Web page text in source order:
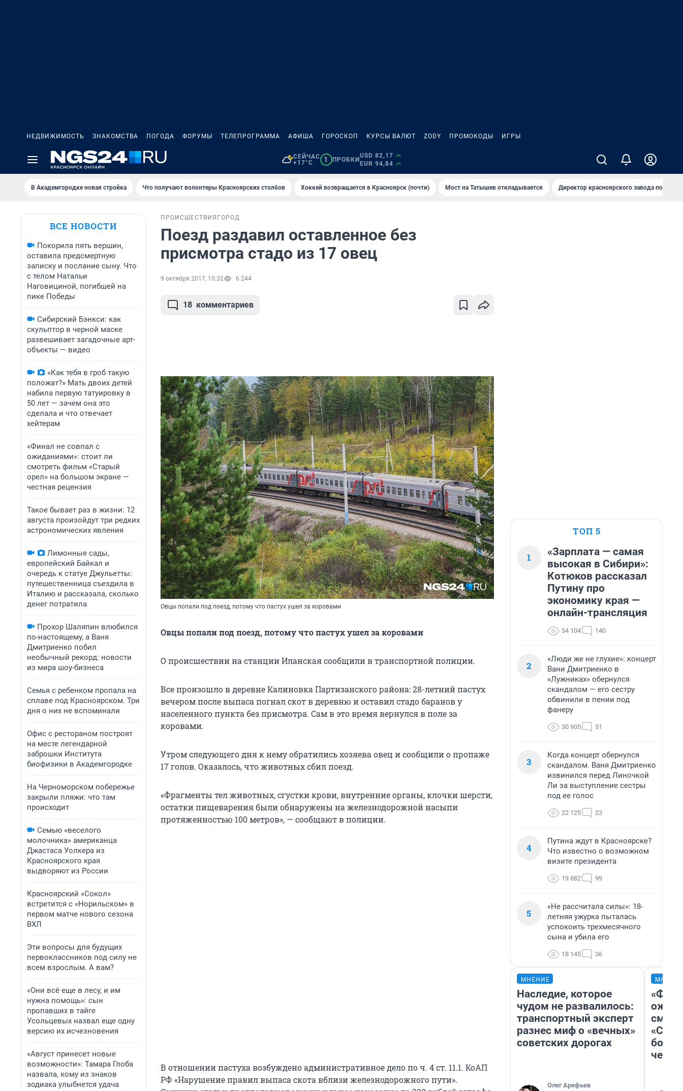
НЕДВИЖИМОСТЬ ЗНАКОМСТВА ПОГОДА ФОРУМЫ ТЕЛЕПРОГРАММА АФИША ГОРОСКОП КУРСЫ ВАЛЮТ ZODY ПРОМОКОДЫ ИГРЫ
СЕЙЧАС
+17°C
1 ПРОБКИ
USD 82,17
EUR 94,84
В Академгородке новая стройка Что получают волонтеры Красноярских столбов Хоккей возвращается в Красноярск (почти) Мост на Татышев откладывается Директор красноярского завода под
ВСЕ НОВОСТИ
Покорила пять вершин,
оставила предсмертную
записку и послание сыну. Что
с телом Натальи
Наговициной, погибшей на
пике Победы
Сибирский Бэнкси: как
скульптор в черной маске
развешивает загадочные арт-
объекты — видео
«Как тебя в гроб такую
положат?» Мать двоих детей
набила первую татуировку в
50 лет — зачем она это
сделала и что отвечает
хейтерам
«Финал не совпал с
ожиданиями»: стоит ли
смотреть фильм «Старый
орел» на большом экране —
честная рецензия
Такое бывает раз в жизни: 12
августа произойдут три редких
астрономических явления
Лимонные сады,
европейский Байкал и
очередь к статуе Джульетты:
путешественница съездила в
Италию и рассказала, сколько
денег потратила
Прохор Шаляпин влюбился
по-настоящему, а Ваня
Дмитриенко побил
необычный рекорд: новости
из мира шоу-бизнеса
Семья с ребенком пропала на
сплаве под Красноярском. Три
дня о них не вспоминали
Офис с рестораном построят
на месте легендарной
заброшки Института
биофизики в Академгородке
На Черноморском побережье
закрыли пляжи: что там
происходит
Семью «веселого
молочника» американца
Джастаса Уолкера из
Красноярского края
выдворяют из России
Красноярский «Сокол»
встретится с «Норильском» в
первом матче нового сезона
ВХЛ
Эти вопросы для будущих
первоклассников под силу не
всем взрослым. А вам?
«Они всё еще в лесу, и им
нужна помощь»: сын
пропавших в тайге
Усольцевых назвал еще одну
версию их исчезновения
«Август принесет новые
возможности»: Тамара Глоба
назвала, кому из знаков
зодиака улыбнется удача
ПРОИСШЕСТВИЯ ГОРОД
Поезд раздавил оставленное без
присмотра стадо из 17 овец
9 октября 2017, 15:32 6 244
18 комментариев
Овцы попали под поезд, потому что пастух ушел за коровами
Овцы попали под поезд, потому что пастух ушел за коровами
О происшествии на станции Иланская сообщили в транспортной полиции.
Все произошло в деревне Калиновка Партизанского района: 28-летний пастух
вечером после выпаса погнал скот в деревню и оставил стадо баранов у
населенного пункта без присмотра. Сам в это время вернулся в поле за
коровами.
Утром следующего дня к нему обратились хозяева овец и сообщили о пропаже
17 голов. Оказалось, что животных сбил поезд.
«Фрагменты тел животных, сгустки крови, внутренние органы, клочки шерсти,
остатки пищеварения были обнаружены на железнодорожной насыпи
протяженностью 100 метров», — сообщают в полиции.
В отношении пастуха возбуждено административное дело по ч. 4 ст. 11.1. КоАП
РФ «Нарушение правил выпаса скота вблизи железнодорожного пути».
ТОП 5
1
«Зарплата — самая
высокая в Сибири»:
Котюков рассказал
Путину про
экономику края —
онлайн-трансляция
54 104 140
2
«Люди же не глухие»: концерт
Вани Дмитриенко в
«Лужниках» обернулся
скандалом — его сестру
обвинили в пении под
фанеру
30 905 51
3
Когда концерт обернулся
скандалом. Ваня Дмитриенко
извинился перед Линочкой
Ли за выступление сестры
под ее голос
22 125 23
4
Путина ждут в Красноярске?
Что известно о возможном
визите президента
19 882 99
5
«Не рассчитала силы»: 18-
летняя ужурка пыталась
успокоить трехмесячного
сына и убила его
18 145 36
МНЕНИЕ
Наследие, которое
чудом не развалилось:
транспортный эксперт
разнес миф о «вечных»
советских дорогах
Олег Арефьев